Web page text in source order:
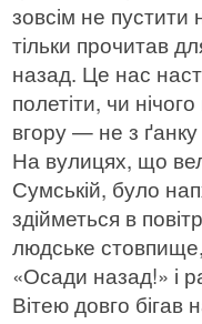
зовсім не
тільки прочитав
назад. Це нас
полетіти, чи
вгору — не з
На вулицях, що
Сумській, було
здійметься в
людське стовпище,
«Осади назад!» і
Вітею довго бігав